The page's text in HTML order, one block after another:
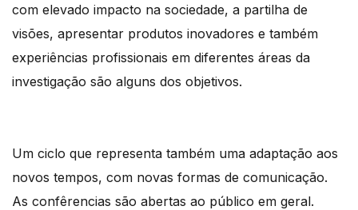
com elevado impacto na sociedade, a partilha de
visões, apresentar produtos inovadores e também
experiências profissionais em diferentes áreas da
investigação são alguns dos objetivos.
Um ciclo que representa também uma adaptação aos
novos tempos, com novas formas de comunicação.
As confêrencias são abertas ao público em geral.